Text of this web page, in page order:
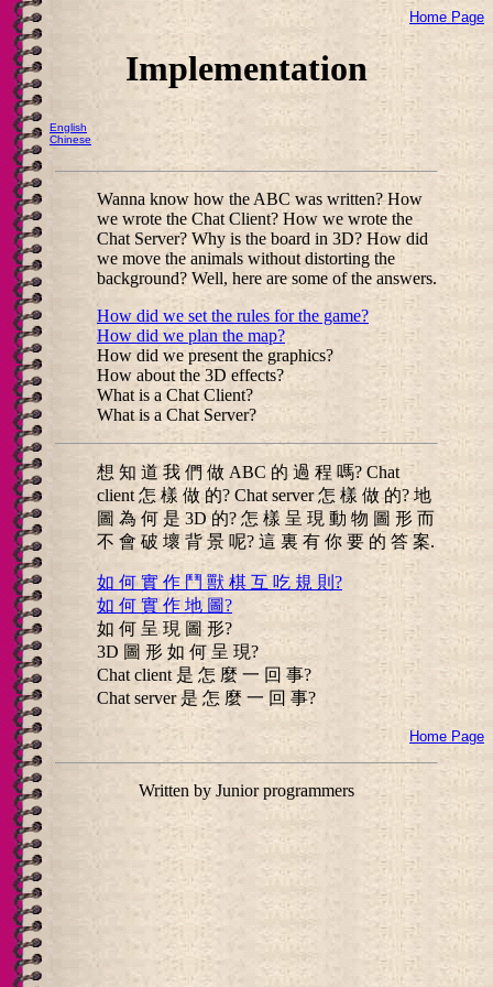
Home Page
Implementation
English
Chinese
Wanna know how the ABC was written? How
we wrote the Chat Client? How we wrote the
Chat Server? Why is the board in 3D? How did
we move the animals without distorting the
background? Well, here are some of the answers.
How did we set the rules for the game?
How did we plan the map?
How did we present the graphics?
How about the 3D effects?
What is a Chat Client?
What is a Chat Server?
想 知 道 我 們 做 ABC 的 過 程 嗎? Chat
client 怎 樣 做 的? Chat server 怎 樣 做 的? 地
圖 為 何 是 3D 的? 怎 樣 呈 現 動 物 圖 形 而
不 會 破 壞 背 景 呢? 這 裏 有 你 要 的 答 案.
如 何 實 作 鬥 獸 棋 互 吃 規 則?
如 何 實 作 地 圖?
如 何 呈 現 圖 形?
3D 圖 形 如 何 呈 現?
Chat client 是 怎 麼 一 回 事?
Chat server 是 怎 麼 一 回 事?
Home Page
Written by Junior programmers